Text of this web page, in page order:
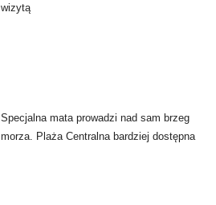
wizytą
Specjalna mata prowadzi nad sam brzeg
morza. Plaża Centralna bardziej dostępna